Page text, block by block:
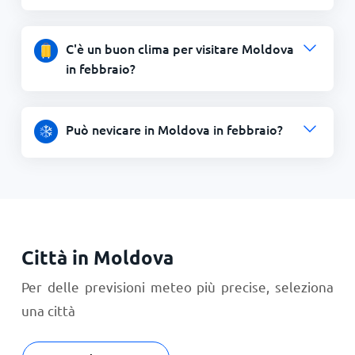
C'è un buon clima per visitare Moldova
in febbraio?
Può nevicare in Moldova in febbraio?
Città in Moldova
Per delle previsioni meteo più precise, seleziona
una città